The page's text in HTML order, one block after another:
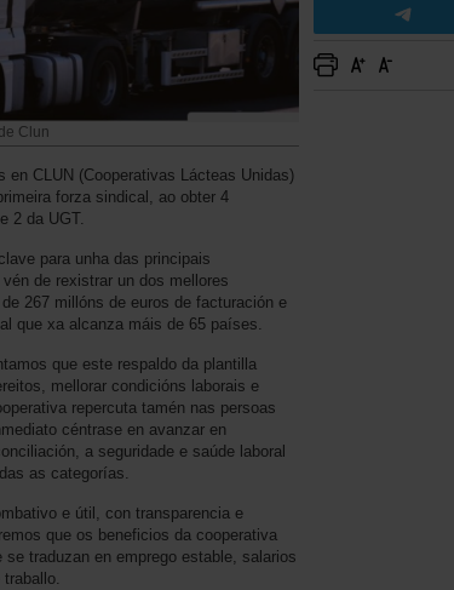
Clun
CLUN (Cooperativas Lácteas Unidas)
forza sindical, ao obter 4
2 da UGT.
para unha das principais
de rexistrar un dos mellores
267 millóns de euros de facturación e
que xa alcanza máis de 65 países.
que este respaldo da plantilla
mellorar condicións laborais e
repercuta tamén nas persoas
céntrase en avanzar en
a seguridade e saúde laboral
as categorías.
e útil, con transparencia e
que os beneficios da cooperativa
traduzan en emprego estable, salarios